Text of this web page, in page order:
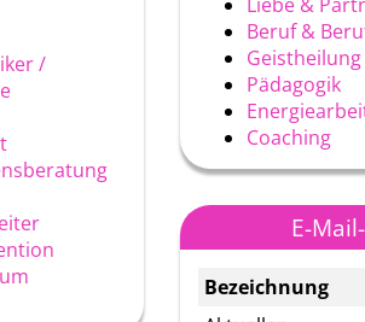
/
Beruf &
Geistheilung
Pädagogik
Coaching
E-
Bezeichnung